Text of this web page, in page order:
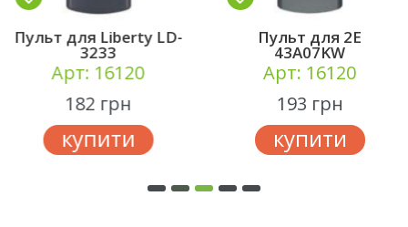
Пульт для 2E
43A07KW
Арт: 16120
193 грн
купити
Пульт для Milano
32HDT2S12N24
Арт: 16120
193 грн
купити